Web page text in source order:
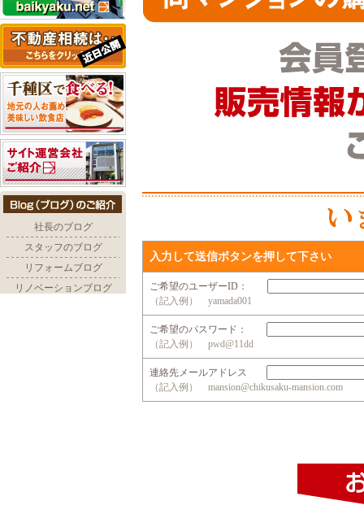
入力して送信ボタンを押して下さい
ご希望のユーザーID：
（記入例） yamada001
ご希望のパスワード：
（記入例） pwd@11dd
連絡先メールアドレス
（記入例） mansion@chikusaku-mansion.com